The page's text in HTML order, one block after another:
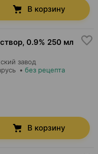
В корзину
, 0.9% 250 мл
завод
• без рецепта
В корзину